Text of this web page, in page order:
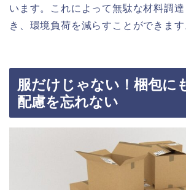
います。これによって無駄な材料調
き、環境負荷を減らすことができます
服だけじゃない！梱包に
配慮を忘れない